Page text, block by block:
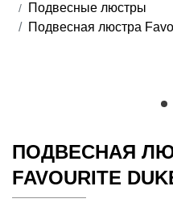
Подвесные люстры
Подвесная люстра
ПОДВЕСНАЯ
FAVOURITE